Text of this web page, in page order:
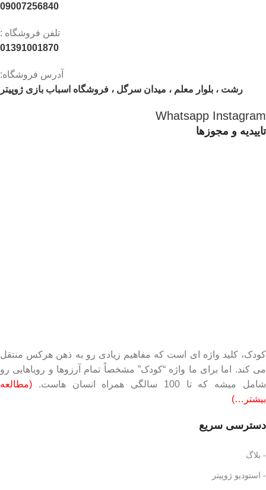
09007256840
تلفن فروشگاه :
01391001870
آدرس فروشگاه:
رشت ، بلوار معلم ، میدان سرگل ، فروشگاه اسباب بازی ژوپیتر
Whatsapp Instagram
تاییدیه و مجوزها
کودک، کلید واژه ای است که مفاهیم زیادی رو به ذهن هرکس منتقل
می کند. اما برای ما واژه “کودک” مشخصاً تمام آرزوها و رویاهایی رو
شامل میشه که تا 100 سالگی همراه انسان هاست.
(مطالعه
بیشتر…)
دسترسی سریع
- بلاگ
- استودیو ژوپیتر